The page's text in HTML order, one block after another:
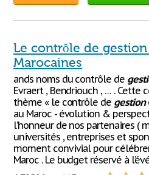
Le contrôle de
Marocaines
ands noms du contrôle de
Evraert , Bendriouch , … . Cette
thème « le contrôle de gestion
au Maroc - évolution &
l’honneur de nos partenaires (
universités , entreprises et
moment convivial pour célébrer
Maroc . Le budget réservé à